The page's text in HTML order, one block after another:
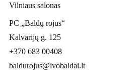
Vilniaus salonas
PC „Baldų rojus“
Kalvarijų g. 125
+370 683 00408
baldurojus@ivobaldai.lt